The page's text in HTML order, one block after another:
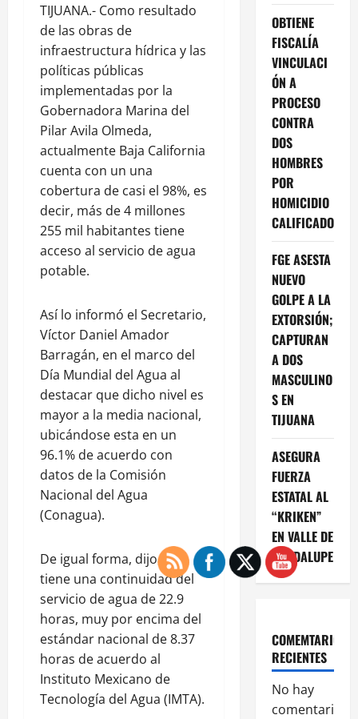
TIJUANA.- Como resultado
de las obras de
infraestructura hídrica y las
políticas públicas
implementadas por la
Gobernadora Marina del
Pilar Avila Olmeda,
actualmente Baja California
cuenta con un una
cobertura de casi el 98%, es
decir, más de 4 millones
255 mil habitantes tiene
acceso al servicio de agua
potable.
Así lo informó el Secretario,
Víctor Daniel Amador
Barragán, en el marco del
Día Mundial del Agua al
destacar que dicho nivel es
mayor a la media nacional,
ubicándose esta en un
96.1% de acuerdo con
datos de la Comisión
Nacional del Agua
(Conagua).
De igual forma, dijo, se
tiene una continuidad del
servicio de agua de 22.9
horas, muy por encima del
estándar nacional de 8.37
horas de acuerdo al
Instituto Mexicano de
Tecnología del Agua (IMTA).
OBTIENE
FISCALÍA
VINCULACI
ÓN A
PROCESO
CONTRA
DOS
HOMBRES
POR
HOMICIDIO
CALIFICADO
FGE ASESTA
NUEVO
GOLPE A LA
EXTORSIÓN;
CAPTURAN
A DOS
MASCULINO
S EN
TIJUANA
ASEGURA
FUERZA
ESTATAL AL
“KRIKEN”
EN VALLE DE
GUADALUPE
COMEMTARIOS
RECIENTES
No hay
comentarios